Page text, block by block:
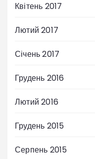
Квітень 2017
Лютий 2017
Січень 2017
Грудень 2016
Лютий 2016
Грудень 2015
Серпень 2015